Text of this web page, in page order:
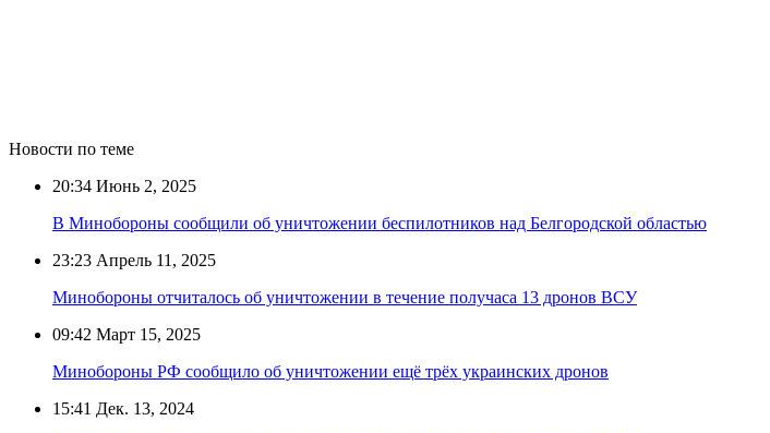
Новости по теме
20:34 Июнь 2, 2025
В Минобороны сообщили об уничтожении беспилотников над Белгородской областью
23:23 Апрель 11, 2025
Минобороны отчиталось об уничтожении в течение получаса 13 дронов ВСУ
09:42 Март 15, 2025
Минобороны РФ сообщило об уничтожении ещё трёх украинских дронов
15:41 Дек. 13, 2024